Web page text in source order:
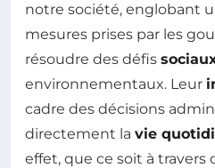
notre société, englobant
mesures prises par les
résoudre des défis
environnementaux. Leur
cadre des décisions
directement la vie
effet, que ce soit à